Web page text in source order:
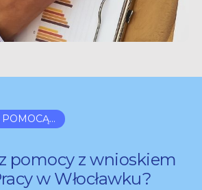
pomocy z wnioskiem
w Włocławku?